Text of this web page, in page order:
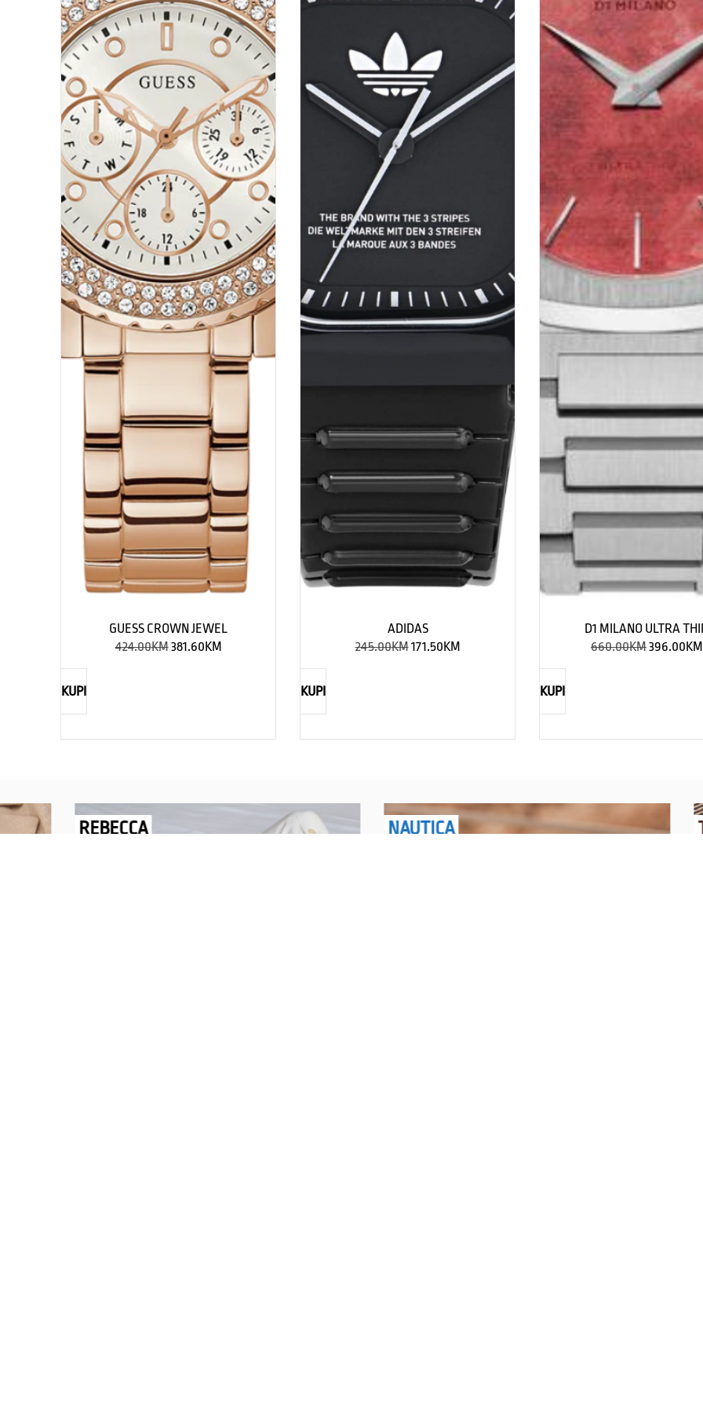
GUESS CROWN JEWEL
424.00KM381.60KM
KUPI
ADIDAS
245.00KM171.50KM
KUPI
D1 MILANO ULTRA
660.00KM396.00KM
KUPI
REBECCA NAUTICA